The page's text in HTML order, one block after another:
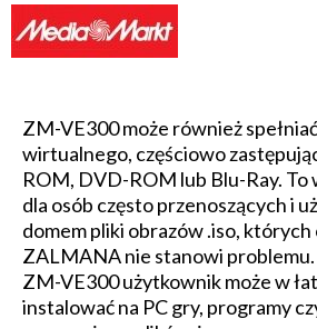
ZM-VE300 może również
wirtualnego, częściowo
ROM, DVD-ROM lub Blu-Ray. To
dla osób często przenoszących i
domem pliki obrazów .iso,
ZALMANA nie stanowi
ZM-VE300 użytkownik może w
instalować na PC gry, programy